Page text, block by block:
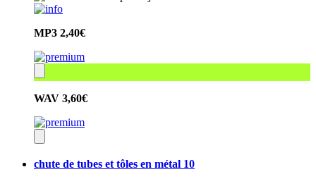
MP3 2,40€
WAV 3,60€
chute de tubes et tôles en métal 10